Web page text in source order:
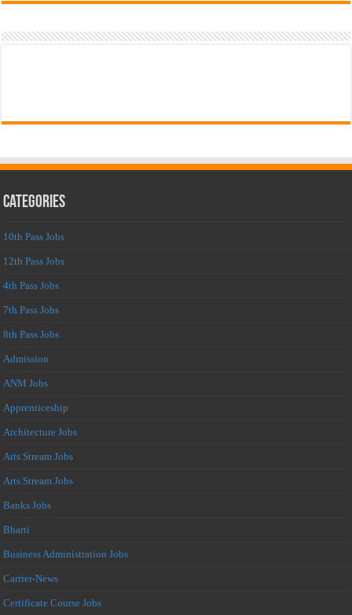
Categories
10th Pass Jobs
12th Pass Jobs
4th Pass Jobs
7th Pass Jobs
8th Pass Jobs
Admission
ANM Jobs
Apprenticeship
Architecture Jobs
Arts Stream Jobs
Arts Stream Jobs
Banks Jobs
Bharti
Business Administration Jobs
Carrier-News
Certificate Course Jobs